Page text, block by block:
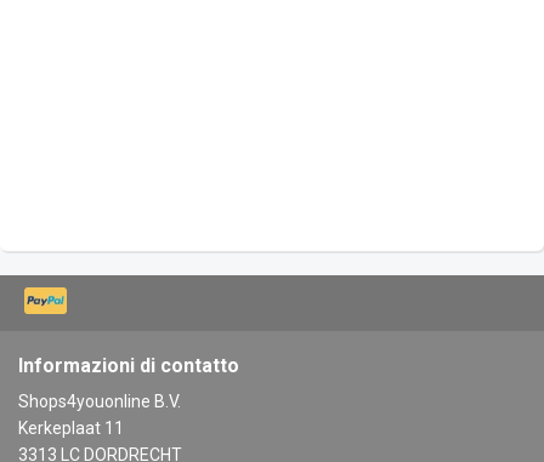
Informazioni di contatto
Shops4youonline B.V.
Kerkeplaat 11
3313 LC DORDRECHT